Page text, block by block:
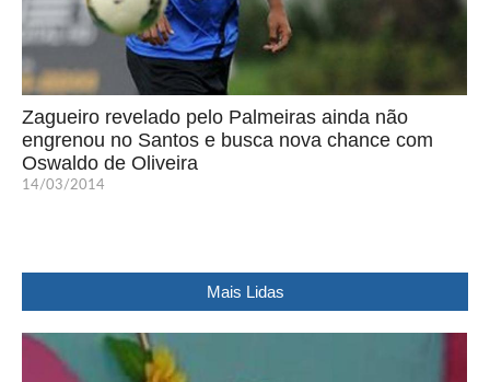
Zagueiro revelado pelo Palmeiras ainda não
engrenou no Santos e busca nova chance com
Oswaldo de Oliveira
14/03/2014
Mais Lidas